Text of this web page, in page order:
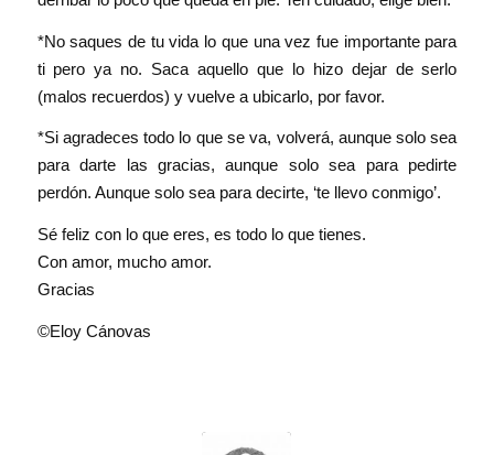
*No saques de tu vida lo que una vez fue importante para
ti pero ya no. Saca aquello que lo hizo dejar de serlo
(malos recuerdos) y vuelve a ubicarlo, por favor.
*Si agradeces todo lo que se va, volverá, aunque solo sea
para darte las gracias, aunque solo sea para pedirte
perdón. Aunque solo sea para decirte, ‘te llevo conmigo’.
Sé feliz con lo que eres, es todo lo que tienes.
Con amor, mucho amor.
Gracias
©Eloy Cánovas